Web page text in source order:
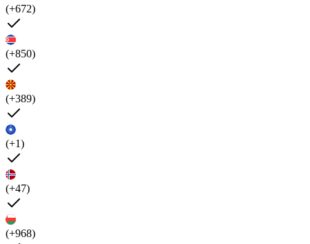
(+672)
(+850)
(+389)
(+1)
(+47)
(+968)